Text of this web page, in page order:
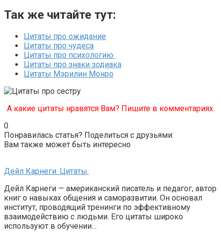
Так же читайте тут:
Цитаты про ожидание
Цитаты про чудеса
Цитаты про психологию
Цитаты про знаки зодиака
Цитаты Мэрилин Монро
А какие цитаты нравятся Вам? Пишите в комментариях.
0
Понравилась статья? Поделиться с друзьями:
Вам также может быть интересно
Дейл Карнеги. Цитаты.
Дейл Карнеги — американский писатель и педагог, автор
книг о навыках общения и саморазвитии. Он основал
институт, проводящий тренинги по эффективному
взаимодействию с людьми. Его цитаты широко
используют в обучении…